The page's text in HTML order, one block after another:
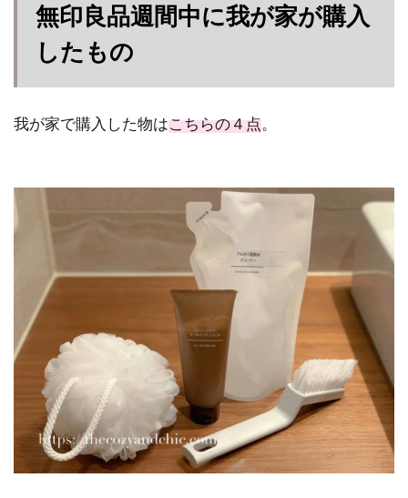
無印良品週間中に我が家が購入
したもの
我が家で購入した物はこちらの４点。